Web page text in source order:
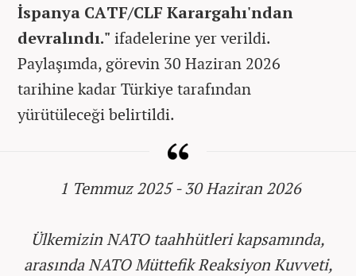
İspanya CATF/CLF Karargahı'ndan
devralındı." ifadelerine yer verildi.
Paylaşımda, görevin 30 Haziran 2026
tarihine kadar Türkiye tarafından
yürütüleceği belirtildi.
️ 1 Temmuz 2025 - 30 Haziran 2026
Ülkemizin NATO taahhütleri kapsamında,
arasında NATO Müttefik Reaksiyon Kuvveti,